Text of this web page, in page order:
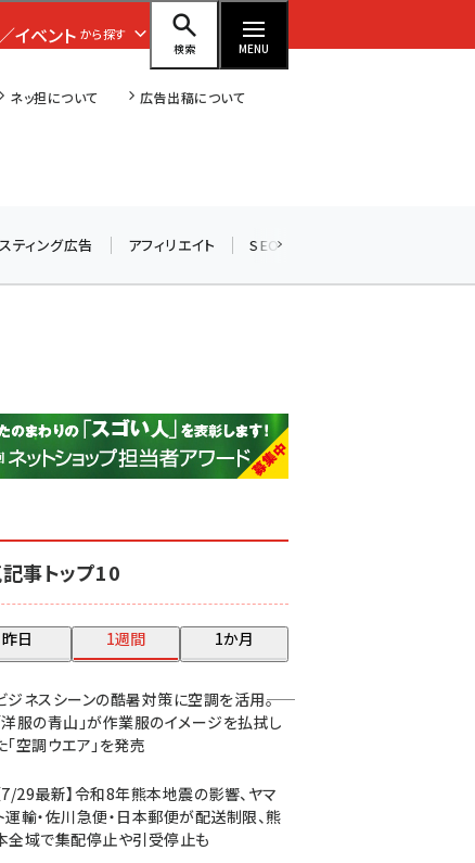
ネッ担について 広告出稿について
検索 MENU
イベント から探す
yahoo (1896)
base (1068)
ビィ・フォアード (769)
ティング広告 アフィリエイト SEO
事トップ10
昨日 1週間 1か月
ジネスシーンの酷暑対策に空調を活用――。
洋服の青山」が作業服のイメージを払拭し
「空調ウエア」を発売
7/29最新】令和8年熊本地震の影響、ヤマ
運輸・佐川急便・日本郵便が配送制限、熊
全域で集配停止や引受停止も